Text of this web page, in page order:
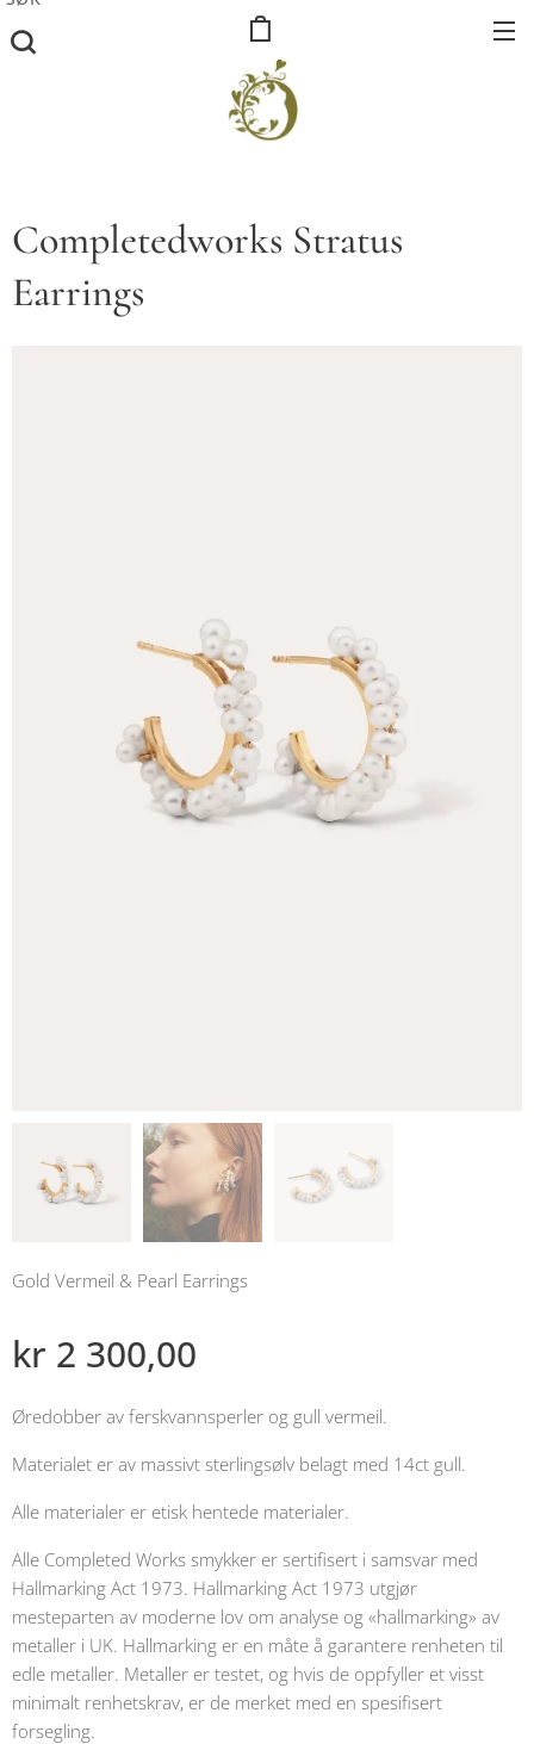
Completedworks Stratus
Earrings
Gold Vermeil & Pearl Earrings
kr 2 300,00
Øredobber av ferskvannsperler og gull vermeil.
Materialet er av massivt sterlingsølv belagt med 14ct gull.
Alle materialer er etisk hentede materialer.
Alle Completed Works smykker er sertifisert i samsvar med
Hallmarking Act 1973. Hallmarking Act 1973 utgjør
mesteparten av moderne lov om analyse og «hallmarking» av
metaller i UK. Hallmarking er en måte å garantere renheten til
edle metaller. Metaller er testet, og hvis de oppfyller et visst
minimalt renhetskrav, er de merket med en spesifisert
forsegling.